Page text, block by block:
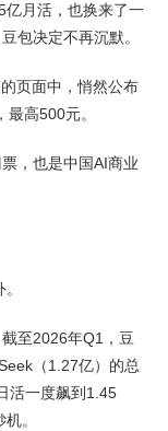
亿月活，也换来了一
包决定不再沉默。
页面中，悄然公布
高500元。
，也是中国AI商业
至2026年Q1，豆
（1.27亿）的总
活一度飙到1.45
。